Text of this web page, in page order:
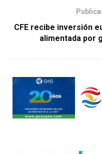
CFE recibe inversión
alimentada por